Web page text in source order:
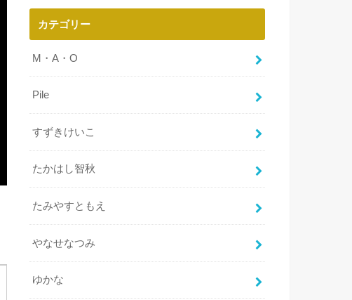
カテゴリー
M・A・O
Pile
すずきけいこ
たかはし智秋
たみやすともえ
やなせなつみ
ゆかな